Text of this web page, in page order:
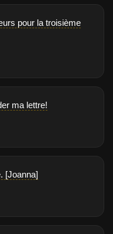
pour la troisième
ma lettre!
[Joanna]